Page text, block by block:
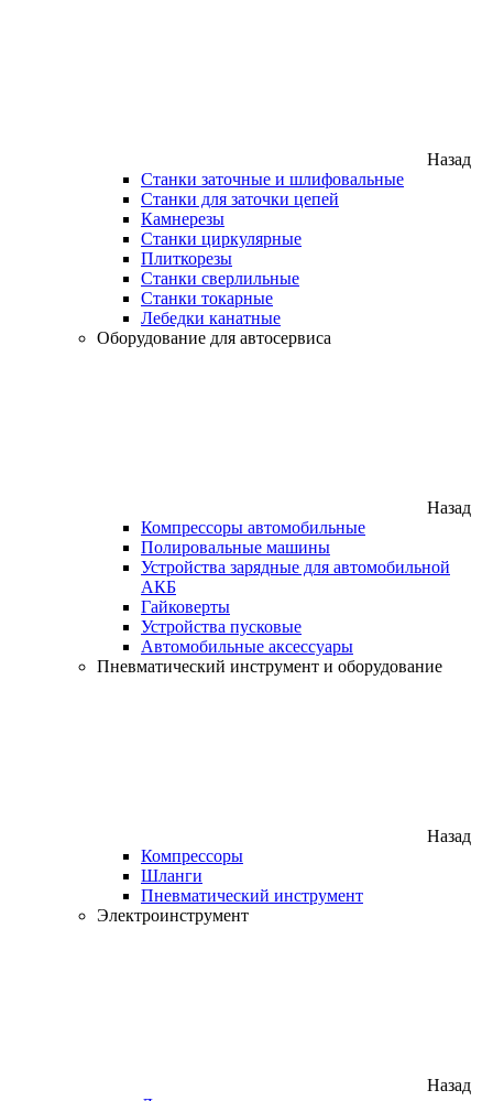
Назад
Станки заточные и шлифовальные
Станки для заточки цепей
Камнерезы
Станки циркулярные
Плиткорезы
Станки сверлильные
Станки токарные
Лебедки канатные
Оборудование для автосервиса
Назад
Компрессоры автомобильные
Полировальные машины
Устройства зарядные для автомобильной
АКБ
Гайковерты
Устройства пусковые
Автомобильные аксессуары
Пневматический инструмент и оборудование
Назад
Компрессоры
Шланги
Пневматический инструмент
Электроинструмент
Назад